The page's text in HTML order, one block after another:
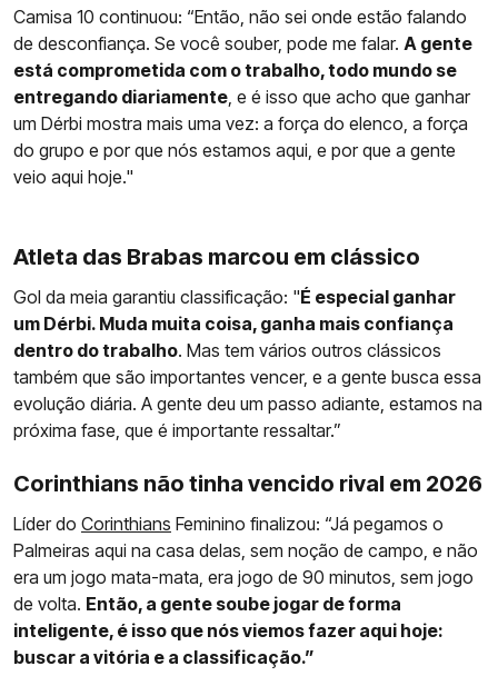
Camisa 10 continuou: “Então, não sei onde estão falando
de desconfiança. Se você souber, pode me falar. A gente
está comprometida com o trabalho, todo mundo se
entregando diariamente, e é isso que acho que ganhar
um Dérbi mostra mais uma vez: a força do elenco, a força
do grupo e por que nós estamos aqui, e por que a gente
veio aqui hoje."
Atleta das Brabas marcou em clássico
Gol da meia garantiu classificação: "É especial ganhar
um Dérbi. Muda muita coisa, ganha mais confiança
dentro do trabalho. Mas tem vários outros clássicos
também que são importantes vencer, e a gente busca essa
evolução diária. A gente deu um passo adiante, estamos na
próxima fase, que é importante ressaltar.”
Corinthians não tinha vencido rival em 2026
Líder do Corinthians Feminino finalizou: “Já pegamos o
Palmeiras aqui na casa delas, sem noção de campo, e não
era um jogo mata-mata, era jogo de 90 minutos, sem jogo
de volta. Então, a gente soube jogar de forma
inteligente, é isso que nós viemos fazer aqui hoje:
buscar a vitória e a classificação.”